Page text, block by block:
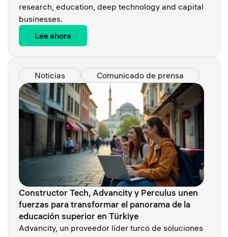
research, education, deep technology and capital
businesses.
Lee ahora
Noticias Comunicado de prensa
Constructor Tech, Advancity y Perculus unen
fuerzas para transformar el panorama de la
educación superior en Türkiye
Advancity, un proveedor líder turco de soluciones